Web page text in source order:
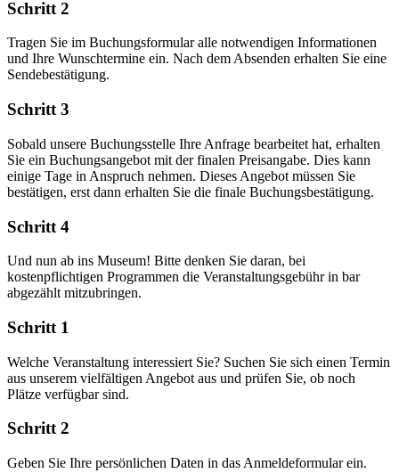
Schritt 2
Tragen Sie im Buchungsformular alle notwendigen Informationen
und Ihre Wunschtermine ein. Nach dem Absenden erhalten Sie eine
Sendebestätigung.
Schritt 3
Sobald unsere Buchungsstelle Ihre Anfrage bearbeitet hat, erhalten
Sie ein Buchungsangebot mit der finalen Preisangabe. Dies kann
einige Tage in Anspruch nehmen. Dieses Angebot müssen Sie
bestätigen, erst dann erhalten Sie die finale Buchungsbestätigung.
Schritt 4
Und nun ab ins Museum! Bitte denken Sie daran, bei
kostenpflichtigen Programmen die Veranstaltungsgebühr in bar
abgezählt mitzubringen.
Schritt 1
Welche Veranstaltung interessiert Sie? Suchen Sie sich einen Termin
aus unserem vielfältigen Angebot aus und prüfen Sie, ob noch
Plätze verfügbar sind.
Schritt 2
Geben Sie Ihre persönlichen Daten in das Anmeldeformular ein.